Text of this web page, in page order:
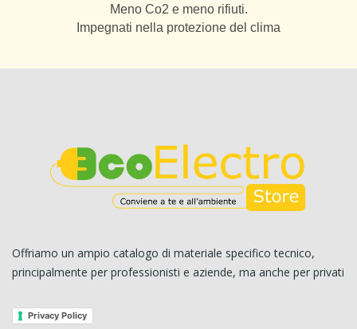
Meno Co2 e meno rifiuti.
Impegnati nella protezione del clima
Offriamo un ampio catalogo di materiale specifico tecnico,
principalmente per professionisti e aziende, ma anche per privati
Privacy Policy